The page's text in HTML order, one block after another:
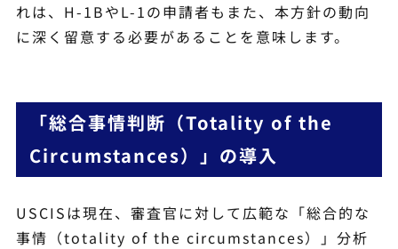
れは、H-1BやL-1の申請者もまた、本方針の動向
に深く留意する必要があることを意味します。
「総合事情判断（Totality of the
Circumstances）」の導入
USCISは現在、審査官に対して広範な「総合的な
事情（totality of the circumstances）」分析